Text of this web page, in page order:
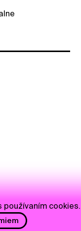
používaním cookies.